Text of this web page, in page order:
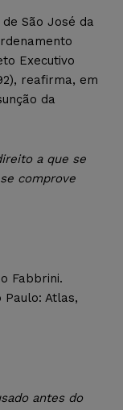
São José da
Executivo
reafirma, em
da
a que se
comprove
Fabbrini.
Paulo: Atlas,
antes do